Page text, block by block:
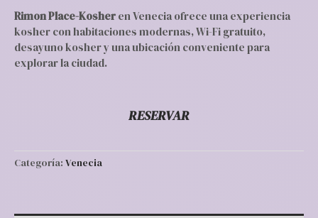
Rimon Place-Kosheren Venecia ofrece una experiencia
kosher con habitaciones modernas, Wi-Fi gratuito,
desayuno kosher y una ubicación conveniente para
explorar la ciudad.
RESERVAR
Categoría: Venecia